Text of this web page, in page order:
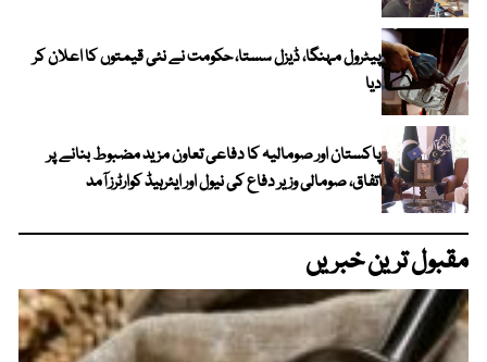
پیٹرول مہنگا، ڈیزل سستا، حکومت نے نئی قیمتوں کا اعلان کر
دیا
پاکستان اور صومالیہ کا دفاعی تعاون مزید مضبوط بنانے پر
اتفاق، صومالی وزیر دفاع کی نیول اور ایئرہیڈ کوارٹرز آمد
مقبول ترین خبریں